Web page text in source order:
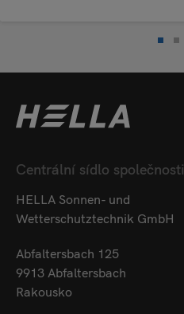
Centrální sídlo společnosti
HELLA Sonnen- und
Wetterschutztechnik GmbH
Abfaltersbach 125
9913 Abfaltersbach
Rakousko